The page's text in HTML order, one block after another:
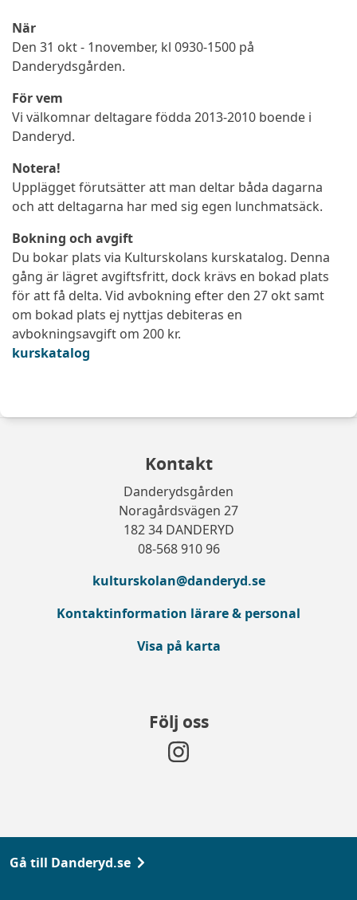
När
Den 31 okt - 1november, kl 0930-1500 på
Danderydsgården.
För vem
Vi välkomnar deltagare födda 2013-2010 boende i
Danderyd.
Notera!
Upplägget förutsätter att man deltar båda dagarna
och att deltagarna har med sig egen lunchmatsäck.
Bokning och avgift
Du bokar plats via Kulturskolans kurskatalog. Denna
gång är lägret avgiftsfritt, dock krävs en bokad plats
för att få delta. Vid avbokning efter den 27 okt samt
om bokad plats ej nyttjas debiteras en
avbokningsavgift om 200 kr.
kurskatalog
(extern länk, öppnas i ny flik)
Kontakt
Danderydsgården
Noragårdsvägen 27
182 34 DANDERYD
08-568 910 96
kulturskolan@danderyd.se
Kontaktinformation lärare & personal
Visa på karta
Följ oss
Gå till Danderyd.se